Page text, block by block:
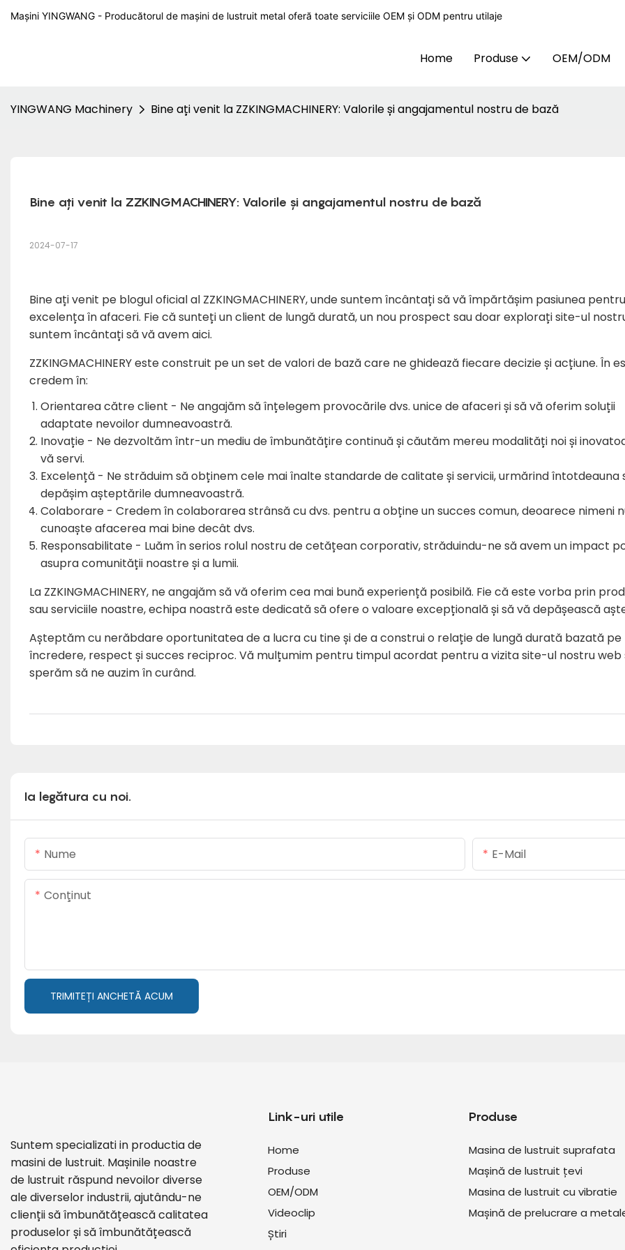
Mașini YINGWANG - Producătorul de mașini de lustruit metal oferă toate serviciile OEM și ODM pentru utilaje
Home Produse OEM/ODM
YINGWANG Machinery Bine ați venit la ZZKINGMACHINERY: Valorile și angajamentul nostru de bază
Bine ați venit la ZZKINGMACHINERY: Valorile și angajamentul nostru de bază
2024-07-17
Bine ați venit pe blogul oficial al ZZKINGMACHINERY, unde suntem încântați să vă împărtășim pasiunea pentru
excelența în afaceri. Fie că sunteți un client de lungă durată, un nou prospect sau doar explorați site-ul
suntem încântați să vă avem aici.
ZZKINGMACHINERY este construit pe un set de valori de bază care ne ghidează fiecare decizie și acțiune. În
credem în:
Orientarea către client - Ne angajăm să înțelegem provocările dvs. unice de afaceri și să vă oferim soluții
adaptate nevoilor dumneavoastră.
Inovație - Ne dezvoltăm într-un mediu de îmbunătățire continuă și căutăm mereu modalități noi și
vă servi.
Excelență - Ne străduim să obținem cele mai înalte standarde de calitate și servicii, urmărind întotdeauna
depășim așteptările dumneavoastră.
Colaborare - Credem în colaborarea strânsă cu dvs. pentru a obține un succes comun, deoarece nimeni
cunoaște afacerea mai bine decât dvs.
Responsabilitate - Luăm în serios rolul nostru de cetățean corporativ, străduindu-ne să avem un impact
asupra comunității noastre și a lumii.
La ZZKINGMACHINERY, ne angajăm să vă oferim cea mai bună experiență posibilă. Fie că este vorba prin
sau serviciile noastre, echipa noastră este dedicată să ofere o valoare excepțională și să vă depășească
Așteptăm cu nerăbdare oportunitatea de a lucra cu tine și de a construi o relație de lungă durată bazată pe
încredere, respect și succes reciproc. Vă mulțumim pentru timpul acordat pentru a vizita site-ul nostru web
sperăm să ne auzim în curând.
Ia legătura cu noi.
Nume E-Mail
Conţinut
TRIMITEȚI ANCHETĂ ACUM
Suntem specializati in productia de
masini de lustruit. Mașinile noastre
de lustruit răspund nevoilor diverse
ale diverselor industrii, ajutându-ne
clienții să îmbunătățească calitatea
produselor și să îmbunătățească
Link-uri utile
Home
Produse
OEM/ODM
Videoclip
Știri
Produse
Masina de lustruit suprafata
Mașină de lustruit țevi
Masina de lustruit cu vibratie
Mașină de prelucrare a